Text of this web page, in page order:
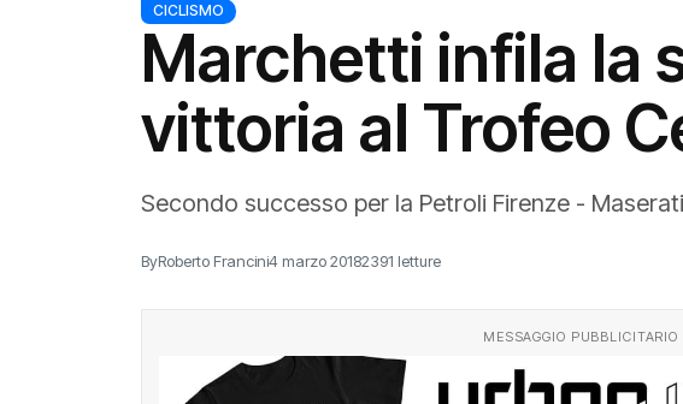
CICLISMO
Marchetti infila la
vittoria al Trofeo
Secondo successo per la Petroli Firenze -
ByRoberto Francini4 marzo 20182391 letture
MESSAGGIO PUBBLICITARIO